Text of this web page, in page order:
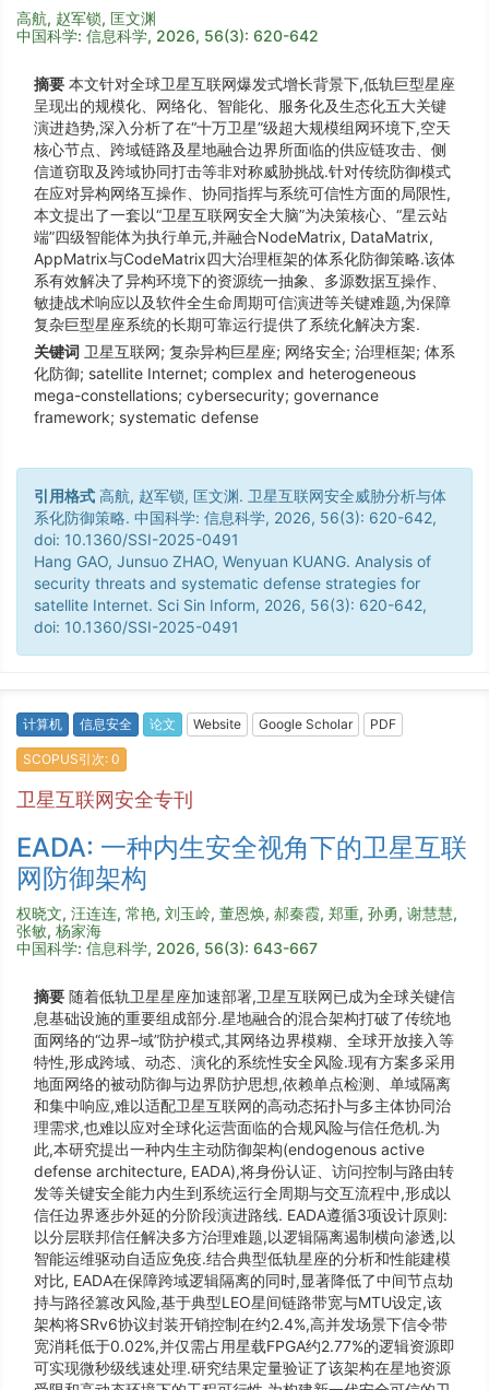
高航, 赵军锁, 匡文渊
中国科学: 信息科学, 2026, 56(3): 620-642
摘要 本文针对全球卫星互联网爆发式增长背景下,低轨巨型星座
呈现出的规模化、网络化、智能化、服务化及生态化五大关键
演进趋势,深入分析了在“十万卫星”级超大规模组网环境下,空天
核心节点、跨域链路及星地融合边界所面临的供应链攻击、侧
信道窃取及跨域协同打击等非对称威胁挑战.针对传统防御模式
在应对异构网络互操作、协同指挥与系统可信性方面的局限性,
本文提出了一套以“卫星互联网安全大脑”为决策核心、“星云站
端”四级智能体为执行单元,并融合NodeMatrix, DataMatrix,
AppMatrix与CodeMatrix四大治理框架的体系化防御策略.该体
系有效解决了异构环境下的资源统一抽象、多源数据互操作、
敏捷战术响应以及软件全生命周期可信演进等关键难题,为保障
复杂巨型星座系统的长期可靠运行提供了系统化解决方案.
关键词 卫星互联网; 复杂异构巨星座; 网络安全; 治理框架; 体系
化防御; satellite Internet; complex and heterogeneous
mega-constellations; cybersecurity; governance
framework; systematic defense
引用格式 高航, 赵军锁, 匡文渊. 卫星互联网安全威胁分析与体
系化防御策略. 中国科学: 信息科学, 2026, 56(3): 620-642,
doi: 10.1360/SSI-2025-0491
Hang GAO, Junsuo ZHAO, Wenyuan KUANG. Analysis of
security threats and systematic defense strategies for
satellite Internet. Sci Sin Inform, 2026, 56(3): 620-642,
doi: 10.1360/SSI-2025-0491
计算机 信息安全 论文 Website Google Scholar PDF
SCOPUS引次: 0
卫星互联网安全专刊
EADA: 一种内生安全视角下的卫星互联
网防御架构
权晓文, 汪连连, 常艳, 刘玉岭, 董恩焕, 郝秦霞, 郑重, 孙勇, 谢慧慧,
张敏, 杨家海
中国科学: 信息科学, 2026, 56(3): 643-667
摘要 随着低轨卫星星座加速部署,卫星互联网已成为全球关键信
息基础设施的重要组成部分.星地融合的混合架构打破了传统地
面网络的“边界–域”防护模式,其网络边界模糊、全球开放接入等
特性,形成跨域、动态、演化的系统性安全风险.现有方案多采用
地面网络的被动防御与边界防护思想,依赖单点检测、单域隔离
和集中响应,难以适配卫星互联网的高动态拓扑与多主体协同治
理需求,也难以应对全球化运营面临的合规风险与信任危机.为
此,本研究提出一种内生主动防御架构(endogenous active
defense architecture, EADA),将身份认证、访问控制与路由转
发等关键安全能力内生到系统运行全周期与交互流程中,形成以
信任边界逐步外延的分阶段演进路线. EADA遵循3项设计原则:
以分层联邦信任解决多方治理难题,以逻辑隔离遏制横向渗透,以
智能运维驱动自适应免疫.结合典型低轨星座的分析和性能建模
对比, EADA在保障跨域逻辑隔离的同时,显著降低了中间节点劫
持与路径篡改风险,基于典型LEO星间链路带宽与MTU设定,该
架构将SRv6协议封装开销控制在约2.4%,高并发场景下信令带
宽消耗低于0.02%,并仅需占用星载FPGA约2.77%的逻辑资源即
可实现微秒级线速处理.研究结果定量验证了该架构在星地资源